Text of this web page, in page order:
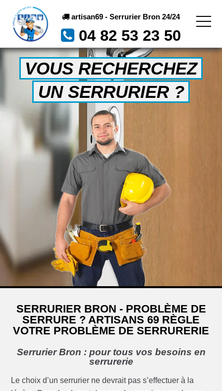
artisan69 - Serrurier Bron 24/24
04 82 53 23 50
VOUS RECHERCHEZ
UN SERRURIER ?
SERRURIER BRON - PROBLÈME DE
SERRURE ? ARTISANS 69 RÈGLE
VOTRE PROBLÈME DE SERRURERIE
Serrurier Bron : pour tous vos besoins en
serrurerie
Le choix d’un serrurier ne devrait pas s’effectuer à la